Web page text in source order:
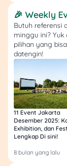
yang
Dengan
bisa
secara lebih
Pihak
akan lebih
memahami
permintaanmu
menghindari
melainkan
pembayaran
mungkin
🎉 Weekly
Butuh referensi
minggu ini? Yuk
pilihan yang
datengin!
11 Event Jakarta
Desember 2025:
Exhibition, dan
Lengkap Di sini!
8 bulan yang lalu